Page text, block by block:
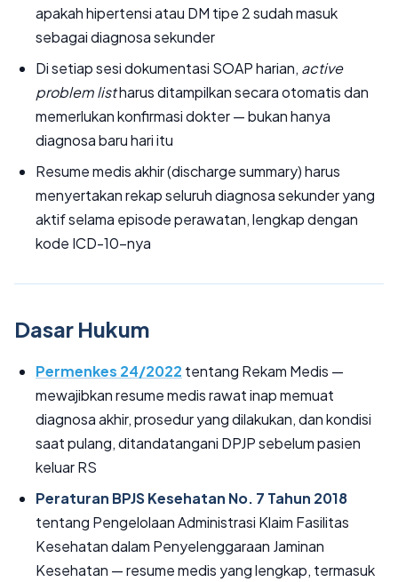
apakah hipertensi atau DM tipe 2 sudah masuk
sebagai diagnosa sekunder
Di setiap sesi dokumentasi SOAP harian, active
problem listharus ditampilkan secara otomatis dan
memerlukan konfirmasi dokter — bukan hanya
diagnosa baru hari itu
Resume medis akhir (discharge summary) harus
menyertakan rekap seluruh diagnosa sekunder yang
aktif selama episode perawatan, lengkap dengan
kode ICD-10-nya
Dasar Hukum
Permenkes 24/2022 tentang Rekam Medis —
mewajibkan resume medis rawat inap memuat
diagnosa akhir, prosedur yang dilakukan, dan kondisi
saat pulang, ditandatangani DPJP sebelum pasien
keluar RS
Peraturan BPJS Kesehatan No. 7 Tahun 2018
tentang Pengelolaan Administrasi Klaim Fasilitas
Kesehatan dalam Penyelenggaraan Jaminan
Kesehatan — resume medis yang lengkap, termasuk